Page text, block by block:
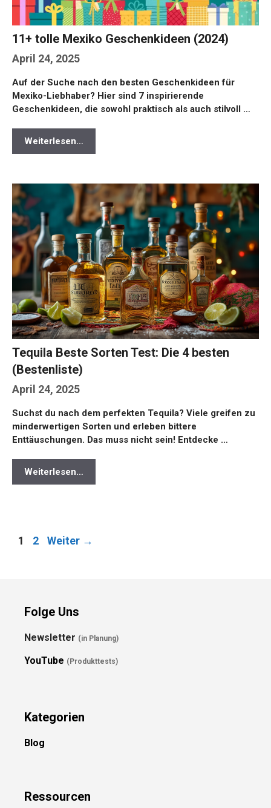
April 24, 2025
11+ tolle Mexiko Geschenkideen (2024)
Auf der Suche nach den besten Geschenkideen für
Mexiko-Liebhaber? Hier sind 7 inspirierende
Geschenkideen, die sowohl praktisch als auch stilvoll …
Weiterlesen…
April 24, 2025
Tequila Beste Sorten Test: Die 4 besten
(Bestenliste)
Suchst du nach dem perfekten Tequila? Viele greifen zu
minderwertigen Sorten und erleben bittere
Enttäuschungen. Das muss nicht sein! Entdecke …
Weiterlesen…
Seite
1 Seite
2 Weiter →
Folge Uns
Newsletter (in Planung)
YouTube (Produkttests)
Kategorien
Blog
Ressourcen